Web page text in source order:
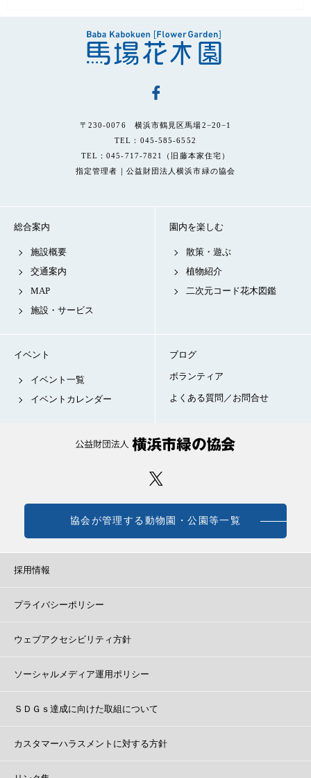
〒230-0076 横浜市鶴見区馬場2−20−1
TEL：045-585-6552
TEL：045-717-7821（旧藤本家住宅）
指定管理者｜公益財団法人横浜市緑の協会
総合案内
施設概要
交通案内
MAP
施設・サービス
園内を楽しむ
散策・遊ぶ
植物紹介
二次元コード花木図鑑
イベント
イベント一覧
イベントカレンダー
ブログ
ボランティア
よくある質問／お問合せ
協会が管理する動物園・公園等一覧
採用情報
プライバシーポリシー
ウェブアクセシビリティ方針
ソーシャルメディア運用ポリシー
ＳＤＧｓ達成に向けた取組について
カスタマーハラスメントに対する方針